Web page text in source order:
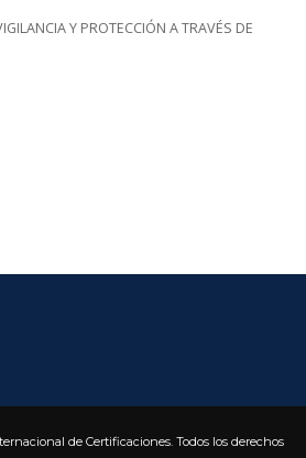
Y PROTECCIÓN A TRAVÉS DE
de Certificaciones. Todos los derechos